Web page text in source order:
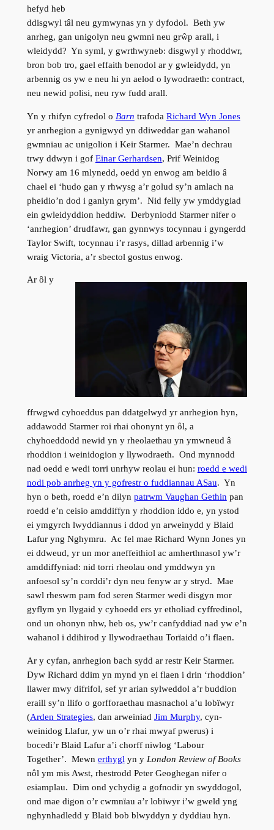
hefyd heb
ddisgwyl tâl neu gymwynas yn y dyfodol. Beth yw
anrheg, gan unigolyn neu gwmni neu grŵp arall, i
wleidydd? Yn syml, y gwrthwyneb: disgwyl y rhoddwr,
bron bob tro, gael effaith benodol ar y gwleidydd, yn
arbennig os yw e neu hi yn aelod o lywodraeth: contract,
neu newid polisi, neu ryw fudd arall.
Yn y rhifyn cyfredol o Barn trafoda Richard Wyn Jones
yr anrhegion a gynigwyd yn ddiweddar gan wahanol
gwmnïau ac unigolion i Keir Starmer. Mae’n dechrau
trwy ddwyn i gof Einar Gerhardsen, Prif Weinidog
Norwy am 16 mlynedd, oedd yn enwog am beidio â
chael ei ‘hudo gan y rhwysg a’r golud sy’n amlach na
pheidio’n dod i ganlyn grym’. Nid felly yw ymddygiad
ein gwleidyddion heddiw. Derbyniodd Starmer nifer o
‘anrhegion’ drudfawr, gan gynnwys tocynnau i gyngerdd
Taylor Swift, tocynnau i’r rasys, dillad arbennig i’w
wraig Victoria, a’r sbectol gostus enwog.
Ar ôl y
ffrwgwd cyhoeddus pan ddatgelwyd yr anrhegion hyn,
addawodd Starmer roi rhai ohonynt yn ôl, a
chyhoeddodd newid yn y rheolaethau yn ymwneud â
rhoddion i weinidogion y llywodraeth. Ond mynnodd
nad oedd e wedi torri unrhyw reolau ei hun: roedd e wedi
nodi pob anrheg yn y gofrestr o fuddiannau ASau. Yn
hyn o beth, roedd e’n dilyn patrwm Vaughan Gethinpan
roedd e’n ceisio amddiffyn y rhoddion iddo e, yn ystod
ei ymgyrch lwyddiannus i ddod yn arweinydd y Blaid
Lafur yng Nghymru. Ac fel mae Richard Wynn Jones yn
ei ddweud, yr un mor aneffeithiol ac amherthnasol yw’r
amddiffyniad: nid torri rheolau ond ymddwyn yn
anfoesol sy’n corddi’r dyn neu fenyw ar y stryd. Mae
sawl rheswm pam fod seren Starmer wedi disgyn mor
gyflym yn llygaid y cyhoedd ers yr etholiad cyffredinol,
ond un ohonyn nhw, heb os, yw’r canfyddiad nad yw e’n
wahanol i ddihirod y llywodraethau Torïaidd o’i flaen.
Ar y cyfan, anrhegion bach sydd ar restr Keir Starmer.
Dyw Richard ddim yn mynd yn ei flaen i drin ‘rhoddion’
llawer mwy difrifol, sef yr arian sylweddol a’r buddion
eraill sy’n llifo o gorfforaethau masnachol a’u lobïwyr
(Arden Strategies, dan arweiniad Jim Murphy, cyn-
weinidog Llafur, yw un o’r rhai mwyaf pwerus) i
bocedi’r Blaid Lafur a’i chorff niwlog ‘Labour
Together’. Mewn erthygl yn y London Review of Books
nôl ym mis Awst, rhestrodd Peter Geoghegan nifer o
esiamplau. Dim ond ychydig a gofnodir yn swyddogol,
ond mae digon o’r cwmnïau a’r lobïwyr i’w gweld yng
nghynhadledd y Blaid bob blwyddyn y dyddiau hyn.